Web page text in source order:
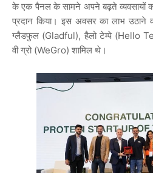
के एक पैनल के सामने अपने बढ़ते व्यवसायों
प्रदान किया। इस अवसर का लाभ उठाने
ग्लैडफुल (Gladful), हैलो टेम्पे (Hello
वी ग्रो (WeGro) शामिल थे।